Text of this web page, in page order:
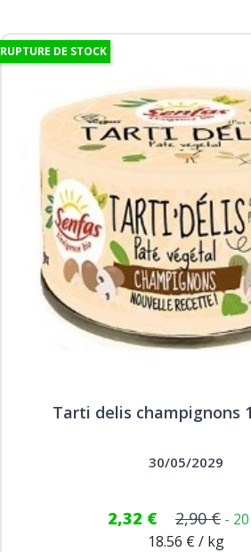
Tarti delis champignons
30/05/2029
2,32 € 2,90 € -
18.56 € / kg
RUPTURE DE STOCK